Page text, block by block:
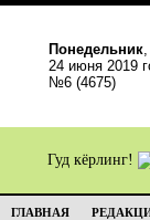
Понедельник,
24 июня 2019
№6 (4675)
Гуд кёрлинг!
ГЛАВНАЯ